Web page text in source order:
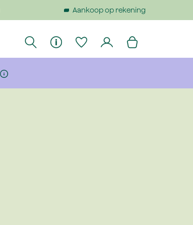
Aankoop op rekening